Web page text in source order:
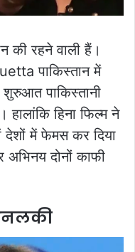
की रहने वाली हैं।
पाकिस्तान में
पाकिस्तानी
हालांकि हिना फिल्म ने
देशों में फेमस कर दिया
दोनों काफी